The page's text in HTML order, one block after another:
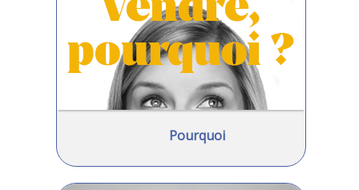
CONTACTS
Pourquoi